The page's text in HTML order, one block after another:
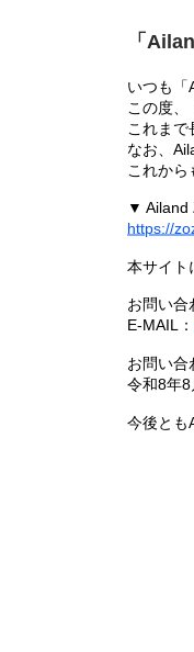
「
いつも「
この度、
これまで
なお、
これから
▼ Ailand
https://
本サイト
お問い合
E-MAIL：
お問い合
令和8年
今後とも